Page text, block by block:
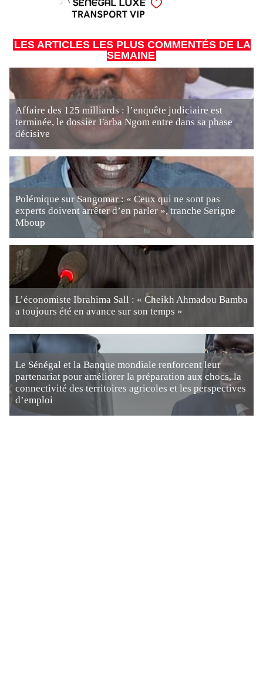
LES ARTICLES LES PLUS COMMENTÉS DE LA
SEMAINE
Affaire des 125 milliards : l’enquête judiciaire est
terminée, le dossier Farba Ngom entre dans sa phase
décisive
Polémique sur Sangomar : « Ceux qui ne sont pas
experts doivent arrêter d’en parler », tranche Serigne
Mboup
L’économiste Ibrahima Sall : « Cheikh Ahmadou Bamba
a toujours été en avance sur son temps »
Le Sénégal et la Banque mondiale renforcent leur
partenariat pour améliorer la préparation aux chocs, la
connectivité des territoires agricoles et les perspectives
d’emploi